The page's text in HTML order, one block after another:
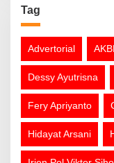
Tag
Advertorial
Dessy Ayutrisna
Fery Apriyanto
Hidayat Arsani